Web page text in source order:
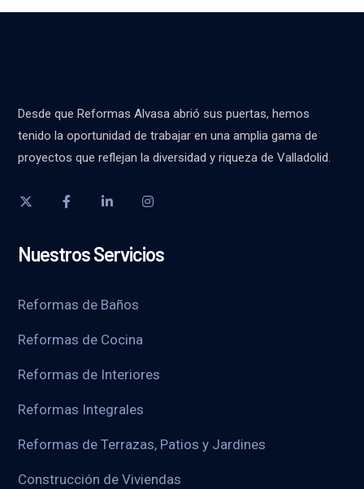
Desde que Reformas Alvasa abrió sus puertas, hemos
tenido la oportunidad de trabajar en una amplia gama de
proyectos que reflejan la diversidad y riqueza de Valladolid.
Nuestros Servicios
Reformas de Baños
Reformas de Cocina
Reformas de Interiores
Reformas Integrales
Reformas de Terrazas, Patios y Jardines
Construcción de Viviendas